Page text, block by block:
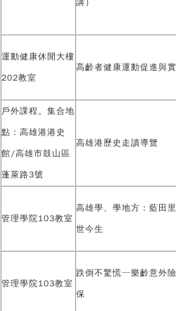
運動健康休閒大樓
202教室
高齡者健康運動促進與
戶外課程。集合地
點：高雄港港史
館/高雄市鼓山區
蓬萊路3號
高雄港歷史走讀導覽
管理學院103教室
高雄學、學地方：藍田
世今生
管理學院103教室
跌倒不驚慌─樂齡意外
保